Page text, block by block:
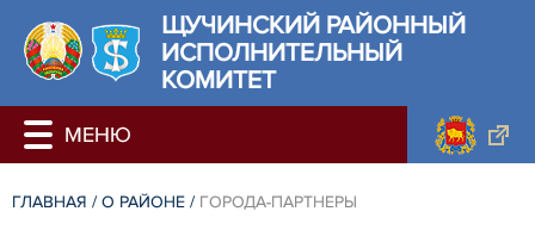
ЩУЧИНСКИЙ РАЙОННЫЙ
ИСПОЛНИТЕЛЬНЫЙ
КОМИТЕТ
ГЛАВНАЯ / О РАЙОНЕ / ГОРОДА-ПАРТНЕРЫ